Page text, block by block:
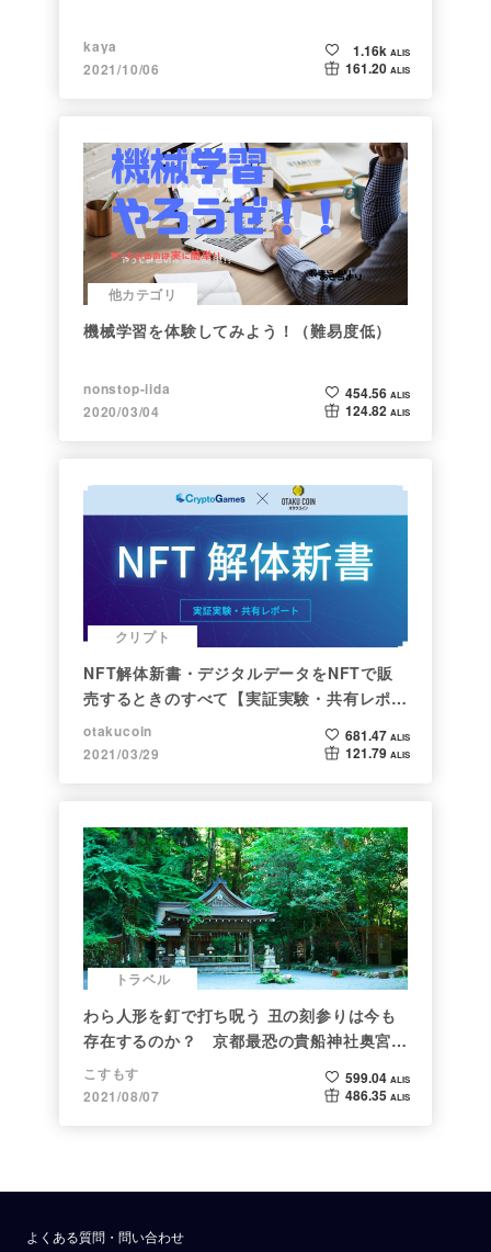
kaya
2021/10/06
1.16k ALIS
161.20 ALIS
他カテゴリ
機械学習を体験してみよう！（難易度低）
nonstop-iida
2020/03/04
454.56 ALIS
124.82 ALIS
クリプト
NFT解体新書・デジタルデータをNFTで販
売するときのすべて【実証実験・共有レポー
ト】
otakucoin
2021/03/29
681.47 ALIS
121.79 ALIS
トラベル
わら人形を釘で打ち呪う 丑の刻参りは今も
存在するのか？ 京都最恐の貴船神社奥宮を
調べた
こすもす
2021/08/07
599.04 ALIS
486.35 ALIS
よくある質問・問い合わせ